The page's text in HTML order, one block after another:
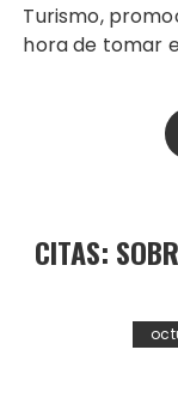
Turismo, promoción y las cinco etapas del viaje:
hora de tomar
CITAS: